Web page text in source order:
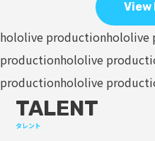
View
hololive productionhololive
productionhololive
productionhololive
TALENT
タレント